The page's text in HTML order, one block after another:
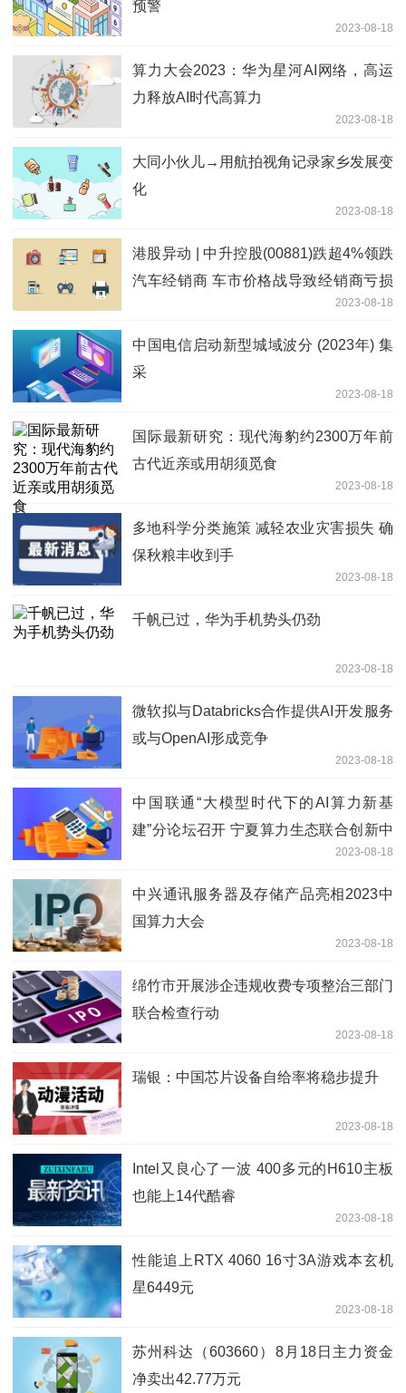
预警
2023-08-18
算力大会2023：华为星河AI网络，高运
力释放AI时代高算力
2023-08-18
大同小伙儿→用航拍视角记录家乡发展变
化
2023-08-18
港股异动 | 中升控股(00881)跌超4%领跌
汽车经销商 车市价格战导致经销商亏损
2023-08-18
中国电信启动新型城域波分 (2023年) 集
采
2023-08-18
国际最新研究：现代海豹约2300万年前
古代近亲或用胡须觅食
2023-08-18
多地科学分类施策 减轻农业灾害损失 确
保秋粮丰收到手
2023-08-18
千帆已过，华为手机势头仍劲
2023-08-18
微软拟与Databricks合作提供AI开发服务
或与OpenAI形成竞争
2023-08-18
中国联通“大模型时代下的AI算力新基
建”分论坛召开 宁夏算力生态联合创新中
2023-08-18
中兴通讯服务器及存储产品亮相2023中
国算力大会
2023-08-18
绵竹市开展涉企违规收费专项整治三部门
联合检查行动
2023-08-18
瑞银：中国芯片设备自给率将稳步提升
2023-08-18
Intel又良心了一波 400多元的H610主板
也能上14代酷睿
2023-08-18
性能追上RTX 4060 16寸3A游戏本玄机
星6449元
2023-08-18
苏州科达（603660）8月18日主力资金
净卖出42.77万元